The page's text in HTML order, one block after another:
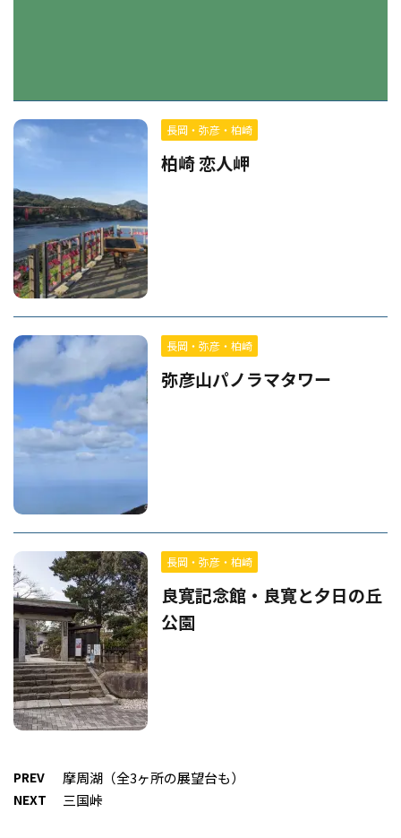
長岡・弥彦・柏崎
柏崎 恋人岬
長岡・弥彦・柏崎
弥彦山パノラマタワー
長岡・弥彦・柏崎
良寛記念館・良寛と夕日の丘
公園
PREV 摩周湖（全3ヶ所の展望台も）
NEXT 三国峠